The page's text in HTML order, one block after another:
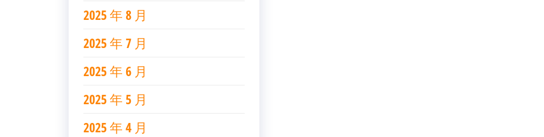
2025 年 8 月
2025 年 7 月
2025 年 6 月
2025 年 5 月
2025 年 4 月